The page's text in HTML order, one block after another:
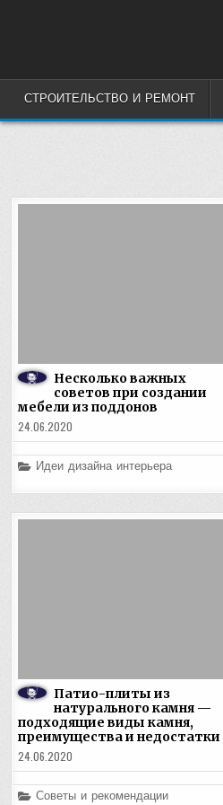
СТРОИТЕЛЬСТВО И РЕМОНТ
Несколько важных
советов при создании
мебели из поддонов
24.06.2020
Posted
in
Идеи дизайна интерьера
Патио-плиты из
натурального камня —
подходящие виды камня,
преимущества и недостатки
24.06.2020
Posted
Советы и рекомендации